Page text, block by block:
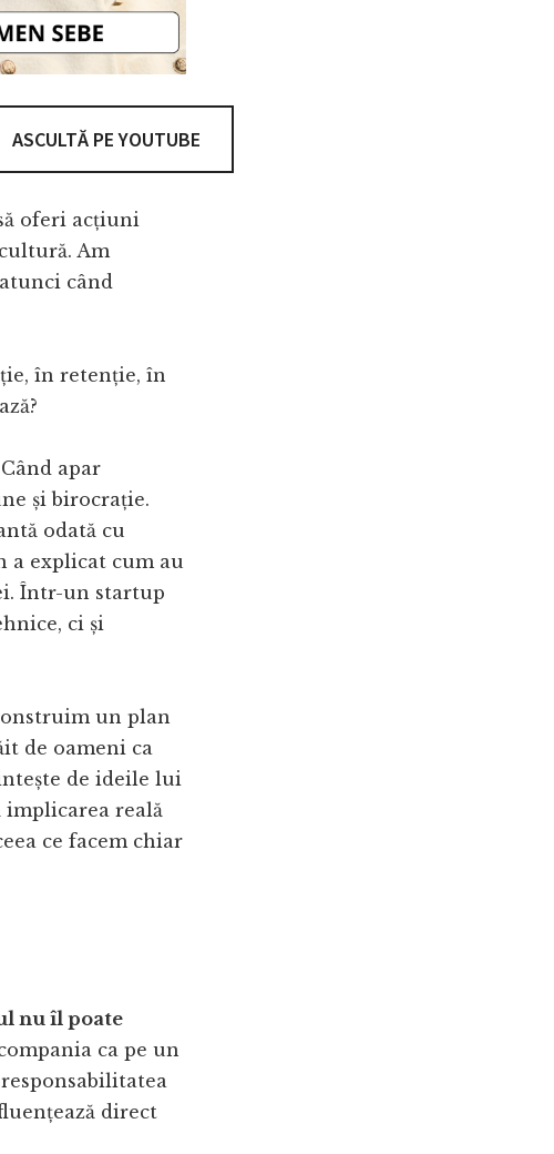
ASCULTĂ PE YOUTUBE
oferi acțiuni
Am
când
în retenție, în
apar
și birocrație.
odată cu
a explicat cum au
Într-un startup
ci și
un plan
de oameni ca
de ideile lui
implicarea reală
ce facem chiar
nu îl poate
ca pe un
direct